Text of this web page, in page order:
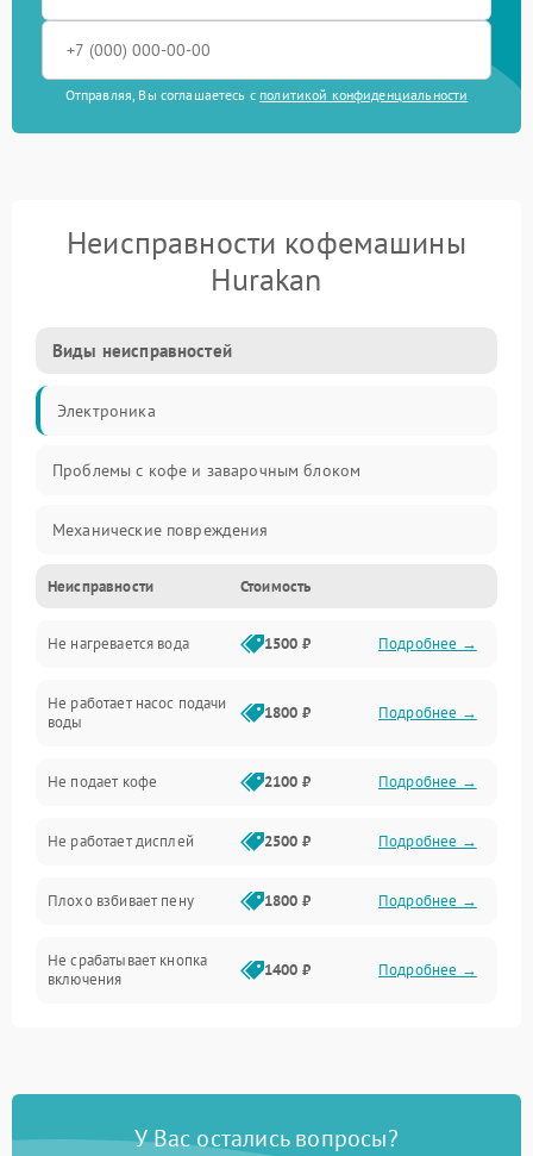
Отправляя, Вы соглашаетесь с политикой конфиденциальности
Неисправности кофемашины
Hurakan
Виды неисправностей
Электроника
Проблемы с кофе и заварочным блоком
Механические повреждения
Прочие неисправности
Включение и работа
Проблемы с водой
Проблемы с капучинатором и паром
Управление и электроника
Программное обеспечение
Неисправности Стоимость
Не нагревается вода 1500 ₽ Подробнее →
Не работает насос подачи
воды
1800 ₽ Подробнее →
Не подает кофе 2100 ₽ Подробнее →
Не работает дисплей 2500 ₽ Подробнее →
Плохо взбивает пену 1800 ₽ Подробнее →
Не срабатывает кнопка
включения
1400 ₽ Подробнее →
Постоянные сбои в работе 1500 ₽ Подробнее →
У Вас остались вопросы?